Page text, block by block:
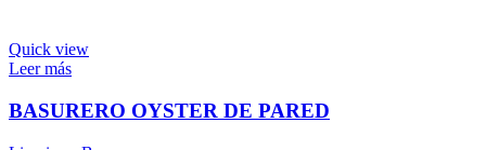
Quick view
Leer más
BASURERO OYSTER DE PARED